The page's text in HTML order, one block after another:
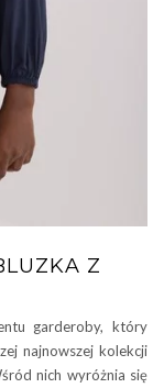
Z
garderoby, który
najnowszej kolekcji
nich wyróżnia się